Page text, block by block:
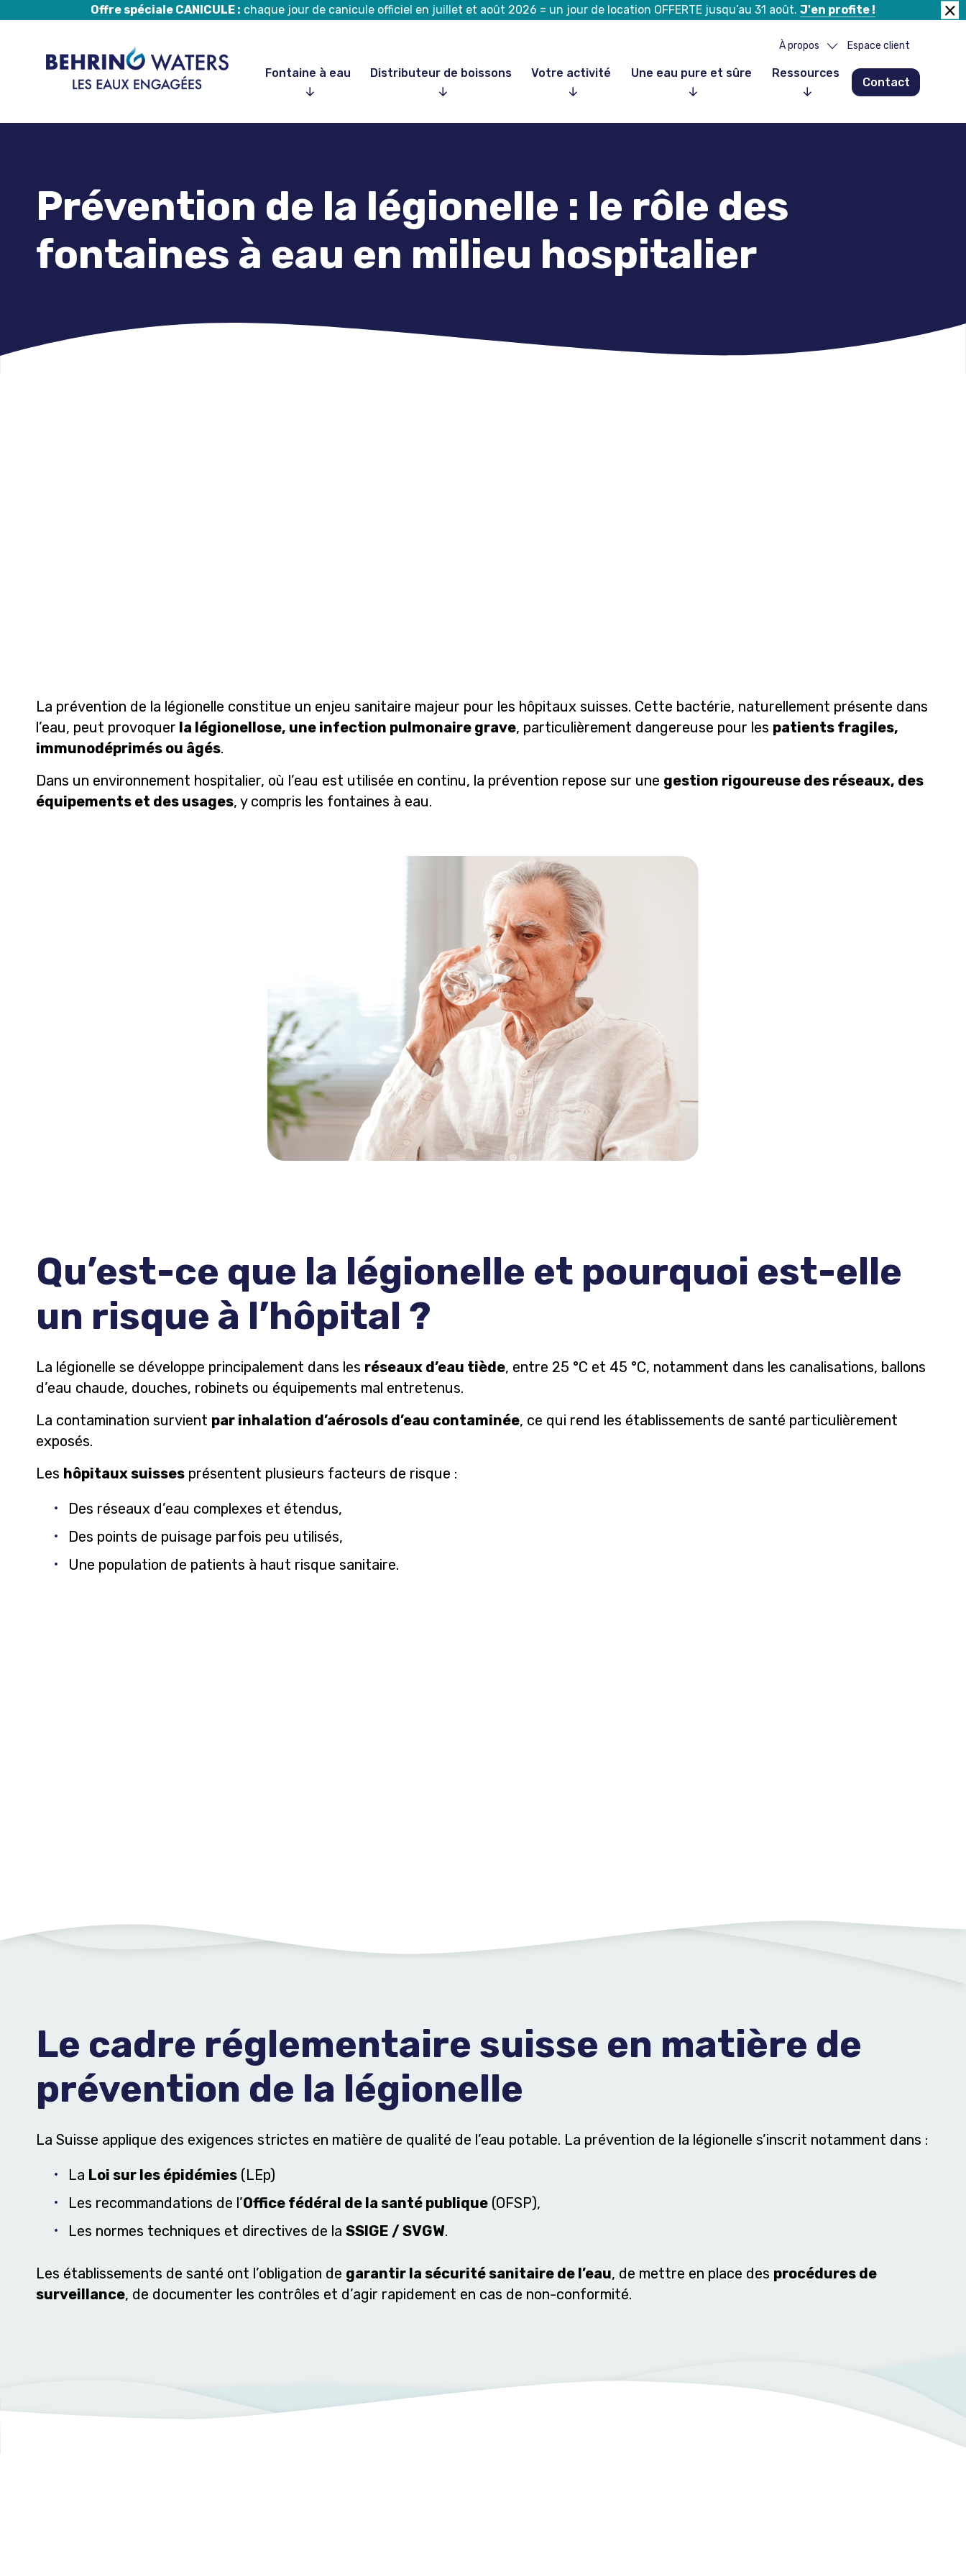
Offre spéciale CANICULE : chaque jour de canicule officiel en juillet et août 2026 = un jour de location OFFERTE jusqu’au 31 août. J'en profite !
À propos
Nous rejoindre
Espace client
Fontaine à eau Distributeur de boissons Votre activité Une eau pure et sûre Ressources
Contact
Prévention de la légionelle : le rôle des
fontaines à eau en milieu hospitalier
La prévention de la légionelle constitue un enjeu sanitaire majeur pour les hôpitaux suisses. Cette bactérie, naturellement présente dans
l’eau, peut provoquer la légionellose, une infection pulmonaire grave, particulièrement dangereuse pour les patients fragiles,
immunodéprimés ou âgés.
Dans un environnement hospitalier, où l’eau est utilisée en continu, la prévention repose sur une gestion rigoureuse des réseaux, des
équipements et des usages, y compris les fontaines à eau.
Qu’est-ce que la légionelle et pourquoi est-elle
un risque à l’hôpital ?
La légionelle se développe principalement dans les réseaux d’eau tiède, entre 25 °C et 45 °C, notamment dans les canalisations, ballons
d’eau chaude, douches, robinets ou équipements mal entretenus.
La contamination survient par inhalation d’aérosols d’eau contaminée, ce qui rend les établissements de santé particulièrement
exposés.
Les hôpitaux suisses présentent plusieurs facteurs de risque :
Des réseaux d’eau complexes et étendus,
Des points de puisage parfois peu utilisés,
Une population de patients à haut risque sanitaire.
Le cadre réglementaire suisse en matière de
prévention de la légionelle
La Suisse applique des exigences strictes en matière de qualité de l’eau potable. La prévention de la légionelle s’inscrit notamment dans :
La Loi sur les épidémies (LEp)
Les recommandations de l’Office fédéral de la santé publique (OFSP),
Les normes techniques et directives de la SSIGE / SVGW.
Les établissements de santé ont l’obligation de garantir la sécurité sanitaire de l’eau, de mettre en place des procédures de
surveillance, de documenter les contrôles et d’agir rapidement en cas de non-conformité.